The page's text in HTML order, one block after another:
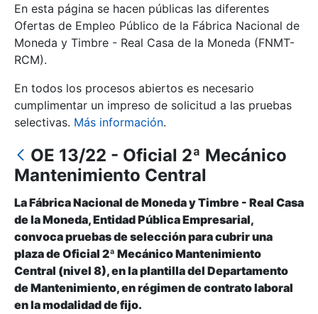
Mostrar/Ocultar
Mostrar/Ocultar
Mostrar/Ocultar
En esta página se hacen públicas las diferentes
Ofertas de Empleo Público de la Fábrica Nacional de
Moneda y Timbre - Real Casa de la Moneda (FNMT-
RCM).
En todos los procesos abiertos es necesario
cumplimentar un impreso de solicitud a las pruebas
selectivas. Más información.
OE 13/22 - Oficial 2ª Mecánico
Mantenimiento Central
La Fábrica Nacional de Moneda y Timbre - Real Casa
de la Moneda, Entidad Pública Empresarial,
convoca pruebas de selección para cubrir una
plaza de Oficial 2ª Mecánico Mantenimiento
Central (nivel 8), en la plantilla del Departamento
de Mantenimiento, en régimen de contrato laboral
en la modalidad de fijo.